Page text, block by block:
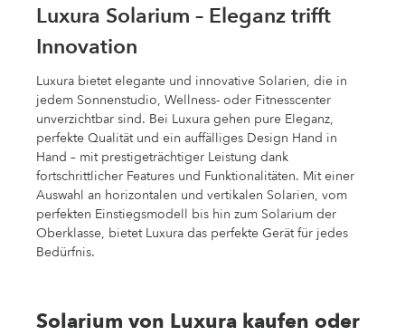
Luxura Solarium – Eleganz trifft
Innovation
Luxura bietet elegante und innovative Solarien, die in
jedem Sonnenstudio, Wellness- oder Fitnesscenter
unverzichtbar sind. Bei Luxura gehen pure Eleganz,
perfekte Qualität und ein auffälliges Design Hand in
Hand – mit prestigeträchtiger Leistung dank
fortschrittlicher Features und Funktionalitäten. Mit einer
Auswahl an horizontalen und vertikalen Solarien, vom
perfekten Einstiegsmodell bis hin zum Solarium der
Oberklasse, bietet Luxura das perfekte Gerät für jedes
Bedürfnis.
Solarium von Luxura kaufen oder